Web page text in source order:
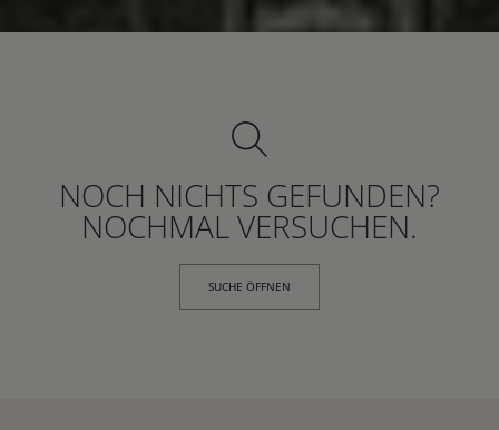
NOCH NICHTS GEFUNDEN?
NOCHMAL VERSUCHEN.
SUCHE ÖFFNEN